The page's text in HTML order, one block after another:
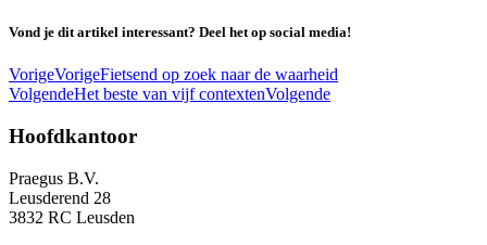
Vond je dit artikel interessant? Deel het op social media!
VorigeVorigeFietsend op zoek naar de waarheid
VolgendeHet beste van vijf contextenVolgende
Hoofdkantoor
Praegus B.V.
Leusderend 28
3832 RC Leusden